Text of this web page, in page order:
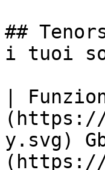
##
i tuoi
|
(https://
y.svg)
(https://